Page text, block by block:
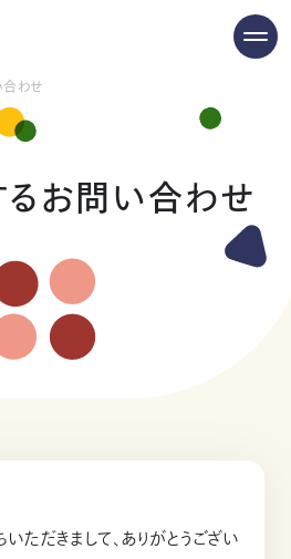
わせ
お問い合わせ
ただきまして、ありがとうござい